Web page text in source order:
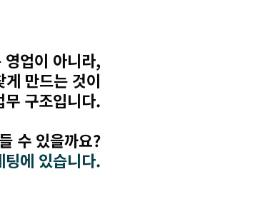
영업이 아니라,
만드는 것이
구조입니다.
수 있을까요?
에 있습니다.